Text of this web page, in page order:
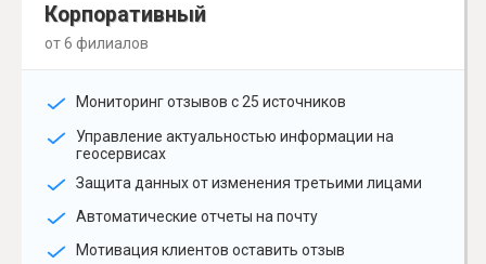
Корпоративный
от 6 филиалов
Мониторинг отзывов с 25 источников
Управление актуальностью информации на
геосервисах
Защита данных от изменения третьими лицами
Автоматические отчеты на почту
Мотивация клиентов оставить отзыв